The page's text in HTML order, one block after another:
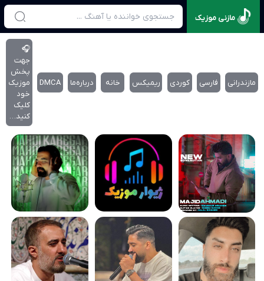
مازنی موزیک
مازندرانی فارسی کوردی ریمیکس خانه درباره‌‌ما DMCA
🎧
جهت
پخش
موزیک
خود
کلیک
کنید…